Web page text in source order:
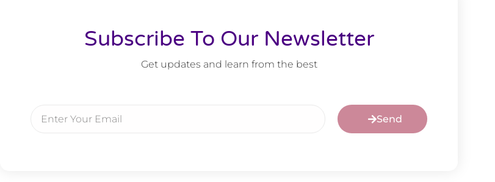
Subscribe To Our Newsletter
Get updates and learn from the best
Send